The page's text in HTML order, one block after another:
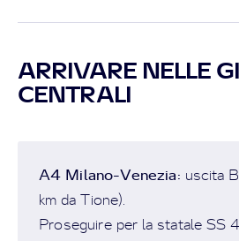
ARRIVARE NELLE
CENTRALI
A4 Milano-Venezia: uscita
km da Tione).
Proseguire per la statale SS